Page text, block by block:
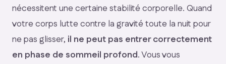
nécessitent une certaine stabilité corporelle. Quand
votre corps lutte contre la gravité toute la nuit pour
ne pas glisser, il ne peut pas entrer correctement
en phase de sommeil profond. Vous vous